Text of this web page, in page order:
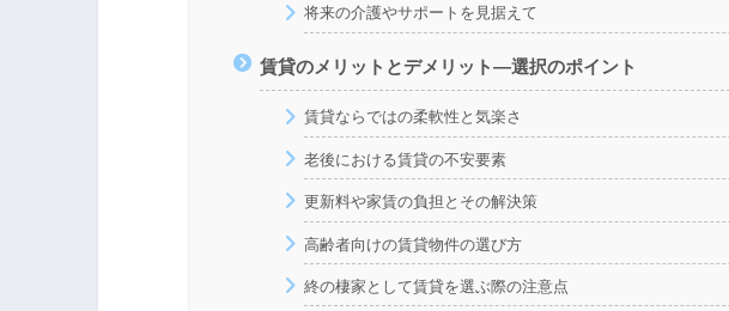
将来の介護やサポートを見据えて
賃貸のメリットとデメリット―選択のポイント
賃貸ならではの柔軟性と気楽さ
老後における賃貸の不安要素
更新料や家賃の負担とその解決策
高齢者向けの賃貸物件の選び方
終の棲家として賃貸を選ぶ際の注意点